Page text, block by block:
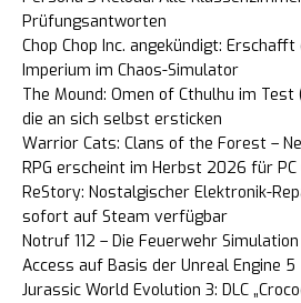
Prüfungsantworten
Chop Chop Inc. angekündigt:
Imperium im Chaos-Simulator
The Mound: Omen of Cthulhu im Test
die an sich selbst ersticken
Warrior Cats: Clans of the Forest –
RPG erscheint im Herbst 2026 für PC
ReStory: Nostalgischer Elektronik-
sofort auf Steam verfügbar
Notruf 112 – Die Feuerwehr
Access auf Basis der Unreal Engine 5
Jurassic World Evolution 3: DLC